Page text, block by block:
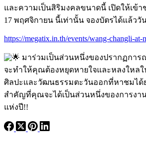
และความเป็นสิริมงคลขนาดนี้ เปิดให้เข้
17 พฤศจิกายน นี้เท่านั้น จองบัตรได้แล้ววั
https://megatix.in.th/events/wang-changli-at-
มาร่วมเป็นส่วนหนึ่งของปรากฏการ
จะทำให้คุณต้องหยุดหายใจและหลงใหล
ศิลปะและวัฒนธรรมตะวันออกที่หาชมได้
สำคัญที่คุณจะได้เป็นส่วนหนึ่งของการงา
แห่งปี!!